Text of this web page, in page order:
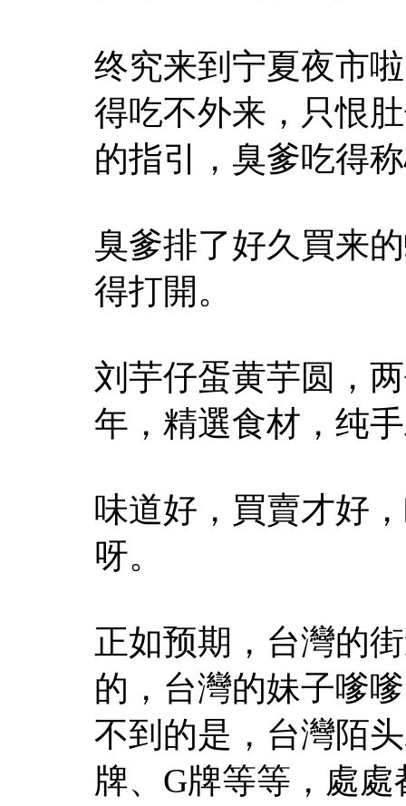
终究来到宁夏夜市
得吃不外来，只恨
的指引，臭爹吃得
臭爹排了好久買来
得打開。
刘芋仔蛋黄芋圆，
年，精選食材，纯
味道好，買賣才好
呀。
正如预期，台灣的
的，台灣的妹子嗲
不到的是，台灣陌
牌、G牌等等，處